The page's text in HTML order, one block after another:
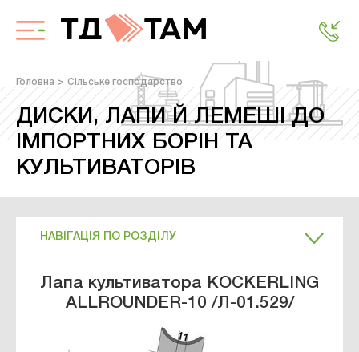
Головна Сільське господарство
ДИСКИ, ЛАПИ Й ЛЕМЕШІ ДО
ІМПОРТНИХ БОРІН ТА
КУЛЬТИВАТОРІВ
НАВІГАЦІЯ ПО РОЗДІЛУ
Лапа культиватора KOCKERLING
ALLROUNDER-10 /Л-01.529/